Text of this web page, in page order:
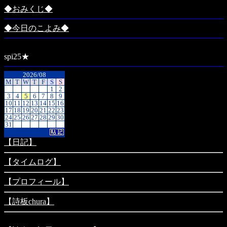
◆おみくじ◆
◆今日のこよみ◆
spi25★
2026/08
M T W T F S
S
1
2
3
4 5 6 7 8
9
10 11 12 13 14 15 16
17 18 19 20 21 22 23
24 25 26 27 28 29 30
31
【日記】
【タイムログ】
【プロフィール】
【詩板chura】